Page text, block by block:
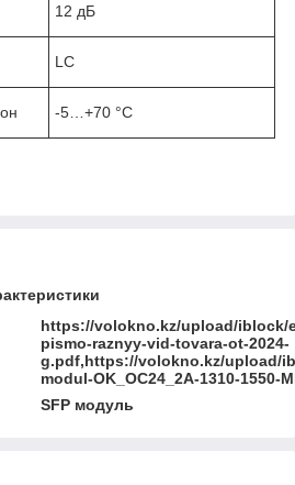
12 дБ
LC
-5…+70 °C
https://volokno.kz/upload/iblock/
pismo-raznyy-vid-tovara-ot-2024-
g.pdf,https://volokno.kz/upload/
modul-OK_OC24_2A-1310-1550-
SFP модуль